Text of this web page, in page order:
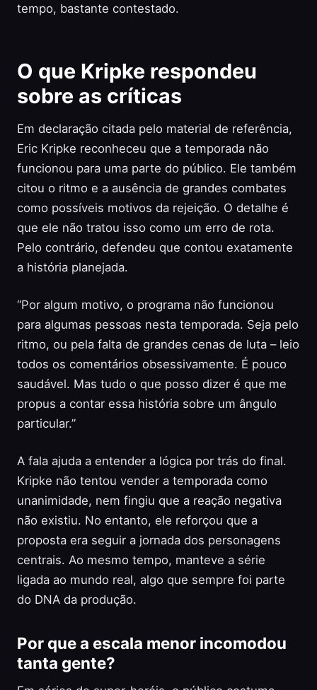
tempo, bastante contestado.
O que Kripke respondeu
sobre as críticas
Em declaração citada pelo material de referência,
Eric Kripke reconheceu que a temporada não
funcionou para uma parte do público. Ele também
citou o ritmo e a ausência de grandes combates
como possíveis motivos da rejeição. O detalhe é
que ele não tratou isso como um erro de rota.
Pelo contrário, defendeu que contou exatamente
a história planejada.
“Por algum motivo, o programa não funcionou
para algumas pessoas nesta temporada. Seja pelo
ritmo, ou pela falta de grandes cenas de luta – leio
todos os comentários obsessivamente. É pouco
saudável. Mas tudo o que posso dizer é que me
propus a contar essa história sobre um ângulo
particular.”
A fala ajuda a entender a lógica por trás do final.
Kripke não tentou vender a temporada como
unanimidade, nem fingiu que a reação negativa
não existiu. No entanto, ele reforçou que a
proposta era seguir a jornada dos personagens
centrais. Ao mesmo tempo, manteve a série
ligada ao mundo real, algo que sempre foi parte
do DNA da produção.
Por que a escala menor incomodou
tanta gente?